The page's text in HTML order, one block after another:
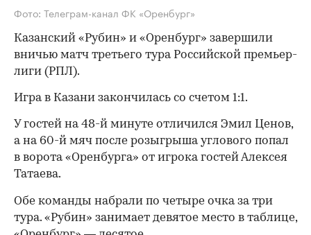
Фото: Телеграм-канал ФК «Оренбург»
Казанский «Рубин» и «Оренбург» завершили
вничью матч третьего тура Российской премьер-
лиги (РПЛ).
Игра в Казани закончилась со счетом 1:1.
У гостей на 48-й минуте отличился Эмил Ценов,
а на 60-й мяч после розыгрыша углового попал
в ворота «Оренбурга» от игрока гостей Алексея
Татаева.
Обе команды набрали по четыре очка за три
тура. «Рубин» занимает девятое место в таблице,